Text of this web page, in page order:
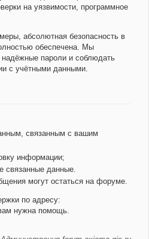
на уязвимости, программное
абсолютная безопасность в
обеспечена. Мы
пароли и соблюдать
с учётными данными.
связанным с вашим
информации;
связанные данные.
могут остаться на форуме.
по адресу:
нужна помощь.